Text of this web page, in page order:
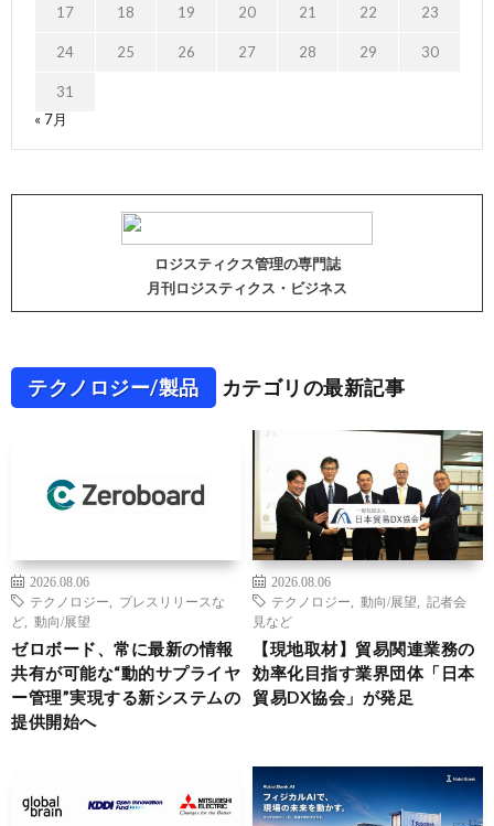
17 18 19 20 21 22 23
24 25 26 27 28 29 30
31
« 7月
ロジスティクス管理の専門誌
月刊ロジスティクス・ビジネス
テクノロジー/製品 カテゴリの最新記事
2026.08.06
テクノロジー
プレスリリースな
ど
動向/展望
ゼロボード、常に最新の情報
共有が可能な“動的サプライヤ
ー管理”実現する新システムの
提供開始へ
2026.08.06
テクノロジー
動向/展望
記者会
見など
【現地取材】貿易関連業務の
効率化目指す業界団体「日本
貿易DX協会」が発足